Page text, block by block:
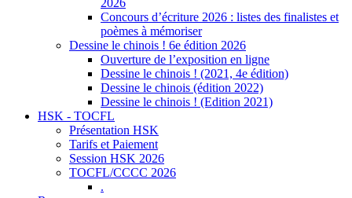
2026
Concours d’écriture 2026 : listes des finalistes et
poèmes à mémoriser
Dessine le chinois ! 6e édition 2026
Ouverture de l’exposition en ligne
Dessine le chinois ! (2021, 4e édition)
Dessine le chinois (édition 2022)
Dessine le chinois ! (Edition 2021)
HSK - TOCFL
Présentation HSK
Tarifs et Paiement
Session HSK 2026
TOCFL/CCCC 2026
.